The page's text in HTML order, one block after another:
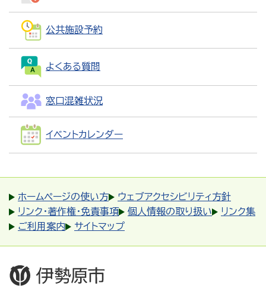
公共施設予約
よくある質問
窓口混雑状況
イベントカレンダー
ホームページの使い方
ウェブアクセシビリティ方針
リンク・著作権・免責事項
個人情報の取り扱い
リンク集
ご利用案内
サイトマップ